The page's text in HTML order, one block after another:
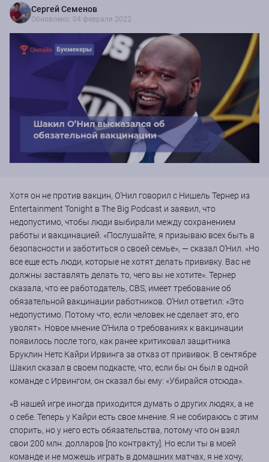
Сергей Семенов
Обновлено: 04 февраля 2022
Хотя он не против вакцин, О'Нил говорил с Нишель Тернер из
Entertainment Tonight в The Big Podcast и заявил, что
недопустимо, чтобы люди выбирали между сохранением
работы и вакцинацией. «Послушайте, я призываю всех быть в
безопасности и заботиться о своей семье», — сказал О’Нил. «Но
все еще есть люди, которые не хотят делать прививку. Вас не
должны заставлять делать то, чего вы не хотите». Тернер
сказала, что ее работодатель, CBS, имеет требование об
обязательной вакцинации работников. О’Нил ответил: «Это
недопустимо. Потому что, если человек не сделает это, его
уволят». Новое мнение О’Нила о требованиях к вакцинации
появилось после того, как ранее критиковал защитника
Бруклин Нетс Кайри Ирвинга за отказ от прививок. В сентябре
Шакил сказал в своем подкасте, что, если бы он был в одной
команде с Ирвингом, он сказал бы ему: «Убирайся отсюда».
«В нашей игре иногда приходится думать о других людях, а не
о себе. Теперь у Кайри есть свое мнение. Я не собираюсь с этим
спорить, но у него есть обязательства, потому что он взял
свои 200 млн. долларов [по контракту]. Но если ты в моей
команде и не можешь играть в домашних матчах, я не хочу,